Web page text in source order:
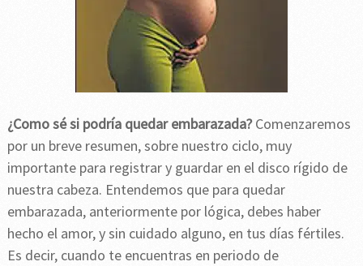
¿Como sé si podría quedar embarazada?Comenzaremos
por un breve resumen, sobre nuestro ciclo, muy
importante para registrar y guardar en el disco rígido de
nuestra cabeza. Entendemos que para quedar
embarazada, anteriormente por lógica, debes haber
hecho el amor, y sin cuidado alguno, en tus días fértiles.
Es decir, cuando te encuentras en periodo de